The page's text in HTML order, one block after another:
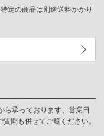
定の商品は別途送料かかり
ら承っております、営業日
問も併せてご覧ください。